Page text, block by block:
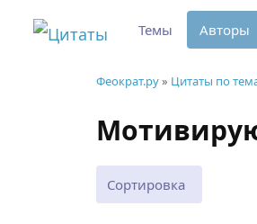
Феократ.ру» Цитаты по
Сортировка
Темы Авторы